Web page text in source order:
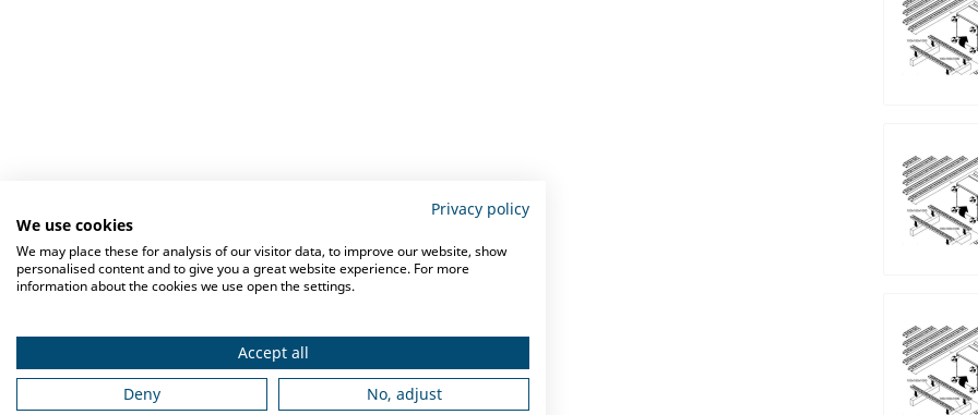
Privacy policy
We use cookies
We may place these for analysis of our visitor data, to improve our website, show
personalised content and to give you a great website experience. For more
information about the cookies we use open the settings.
Accept all
Deny
No, adjust